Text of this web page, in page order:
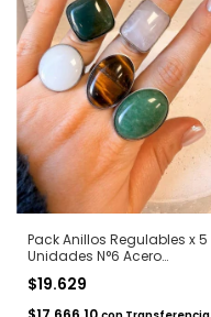
Pack Anillos Regulables x 5
Unidades N°6 Acero
$19.629